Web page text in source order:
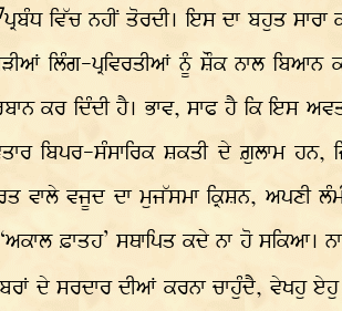
ਪ੍ਰਬੰਧ ਵਿੱਚ ਨਹੀਂ ਤੋਰਦੀ। ਇਸ ਦਾ ਬਹੁਤ
ਲਿੰਗ-ਪ੍ਰਵਿਰਤੀਆਂ ਨੂੰ ਸ਼ੌਕ ਨਾਲ
ਕਰ ਦਿੰਦੀ ਹੈ। ਭਾਵ, ਸਾਫ ਹੈ ਕਿ ਇਸ
ਬਿਪਰ-ਸੰਸਾਰਿਕ ਸ਼ਕਤੀ ਦੇ ਗ਼ੁਲਾਮ ਹਨ,
ਵਾਲੇ ਵਜੂਦ ਦਾ ਮੁਜੱਸਮਾ ਕ੍ਰਿਸ਼ਨ,
ਫ਼ਾਤਹ’ ਸਥਾਪਿਤ ਕਦੇ ਨਾ ਹੋ
ਦੇ ਸਰਦਾਰ ਦੀਆਂ ਕਰਨਾ ਚਾਹੁੰਦੈ, ਵੇਖਹੁ ਏਹੁ